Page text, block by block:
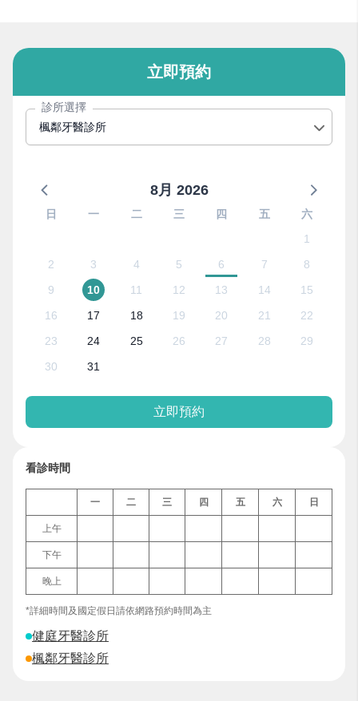
看診時間
一 二 三 四 五 六 日
上午
下午
晚上
*詳細時間及國定假日請依網路預約時間為主
健庭牙醫診所
楓鄰牙醫診所
立即預約
診所選擇
楓鄰牙醫診所
8月 2026
日 一 二 三 四 五
六
1
2
3 4 5 6 7
8
9
10 11 12 13 14
15
16
17 18 19 20 21
22
23
24 25 26 27 28
29
30
31
立即預約